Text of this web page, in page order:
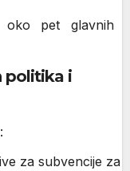
oko pet glavnih
politika i
za subvencije za